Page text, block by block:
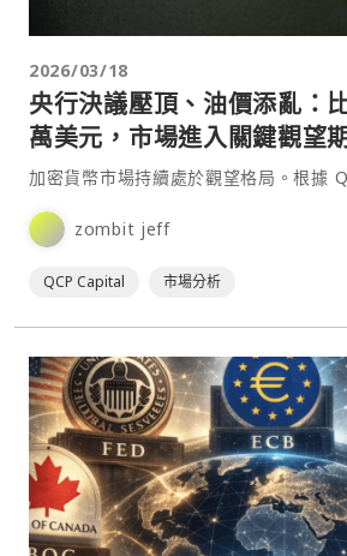
2026/03/18
央行決議壓頂、油價添亂：
萬美元，市場進入關鍵觀望期
加密貨幣市場持續處於觀望格局。根據
zombit jeff
QCP Capital 市場分析